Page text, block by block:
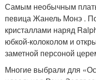
Самым необычным
певица Жанель Монэ .
кристаллами наряд
юбкой-колоколом и
заметной персоной
Многие выбрали для